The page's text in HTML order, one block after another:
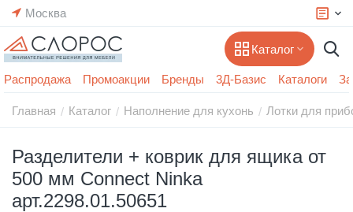
Москва
Каталог
Распродажа Промоакции Бренды 3Д-Базис Каталоги
Главная / Каталог / Наполнение для кухонь / Лотки для
Разделители + коврик для ящика от
500 мм Connect Ninka
арт.2298.01.50651